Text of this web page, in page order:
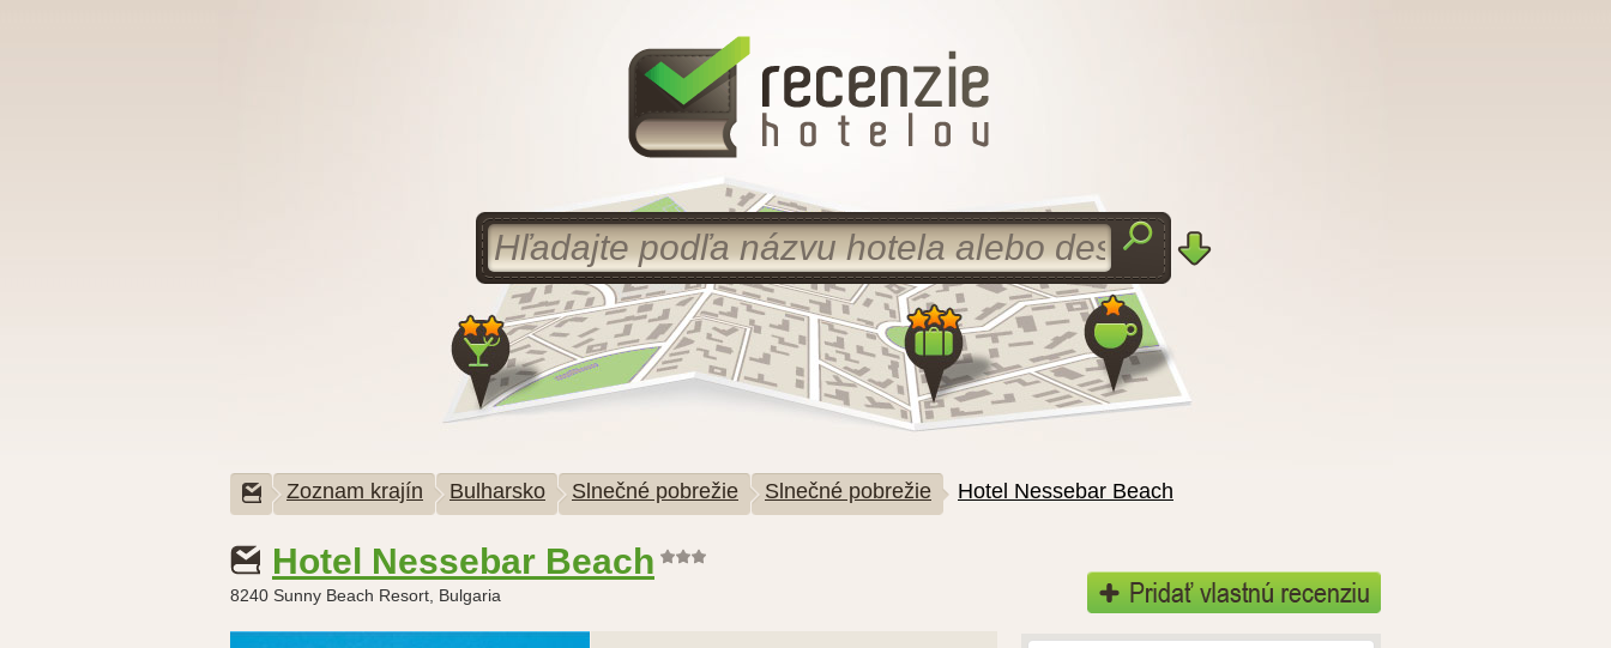
Zoznam krajín Bulharsko Slnečné pobrežie Slnečné pobrežie Hotel Nessebar Beach
Hotel Nessebar Beach
8240 Sunny Beach Resort, Bulgaria